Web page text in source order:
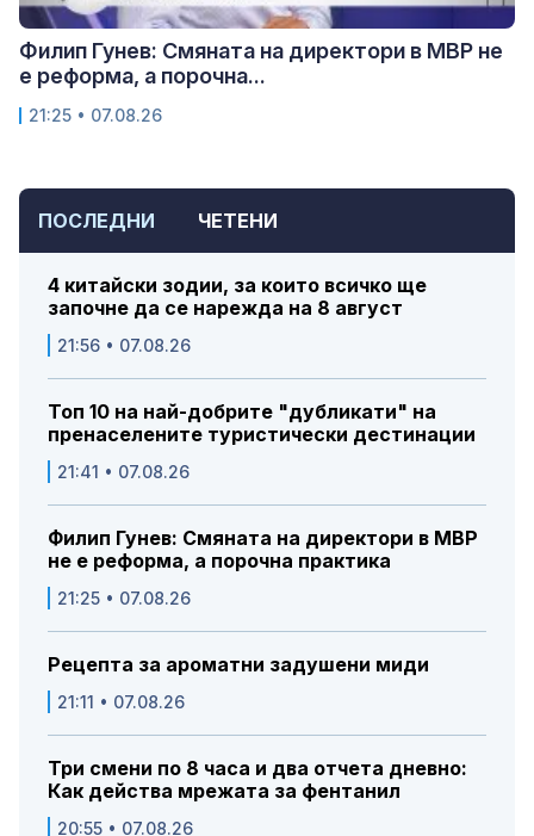
ПОСЛЕДНИ ЧЕТЕНИ
4 китайски зодии, за които всичко ще
започне да се нарежда на 8 август
21:56 • 07.08.26
Топ 10 на най-добрите "дубликати" на
пренаселените туристически дестинации
21:41 • 07.08.26
Филип Гунев: Смяната на директори в МВР
не е реформа, а порочна практика
21:25 • 07.08.26
Рецепта за ароматни задушени миди
21:11 • 07.08.26
Три смени по 8 часа и два отчета дневно:
Как действа мрежата за фентанил
20:55 • 07.08.26
Филип Гунев: Смяната на директори в МВР не
е реформа, а порочна...
21:25 • 07.08.26